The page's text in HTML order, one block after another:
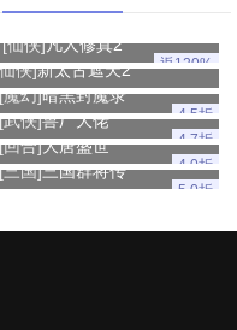
[仙侠]凡人修真2
返120%
侠]新太古遮天2
[魔幻]暗黑封魔录
4.5折
[武侠]兽厂大佬
4.7折
[回合]大唐盛世
4.0折
[三国]三国群将传
5.0折